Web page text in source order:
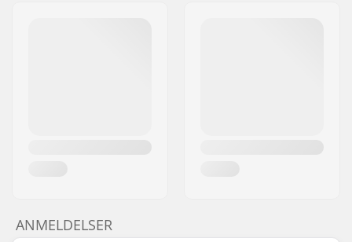
ANMELDELSER